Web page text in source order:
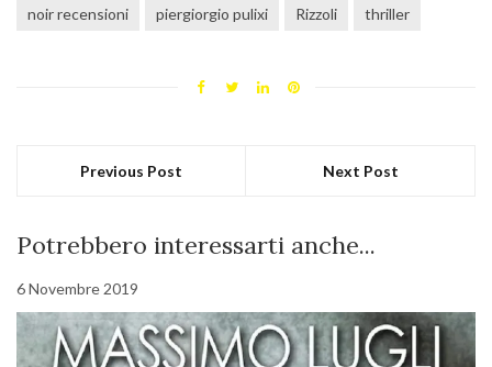
noir recensioni piergiorgio pulixi Rizzoli thriller
Previous Post Next Post
Potrebbero interessarti anche...
6 Novembre 2019